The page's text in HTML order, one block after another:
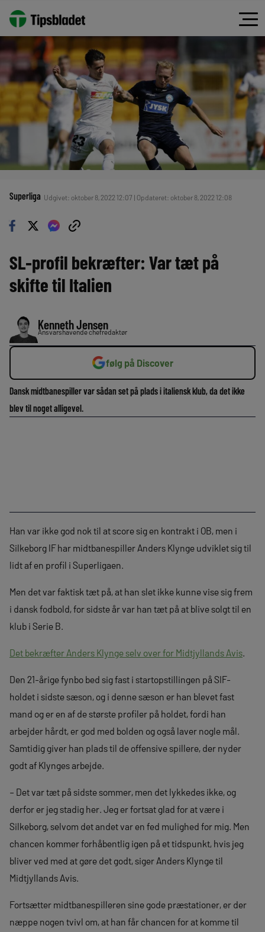
Superliga Udgivet: oktober 8, 2022 12:07 | Opdateret: oktober 8, 2022 12:08
SL-profil bekræfter: Var tæt på
skifte til Italien
Kenneth Jensen
Ansvarshavende chefredaktør
følg på Discover
Dansk midtbanespiller var sådan set på plads i italiensk klub, da det ikke
blev til noget alligevel.
Han var ikke god nok til at score sig en kontrakt i OB, men i
Silkeborg IF har midtbanespiller Anders Klynge udviklet sig til
lidt af en profil i Superligaen.
Men det var faktisk tæt på, at han slet ikke kunne vise sig frem
i dansk fodbold, for sidste år var han tæt på at blive solgt til en
klub i Serie B.
Det bekræfter Anders Klynge selv over for Midtjyllands Avis.
Den 21-årige fynbo bed sig fast i startopstillingen på SIF-
holdet i sidste sæson, og i denne sæson er han blevet fast
mand og er en af de største profiler på holdet, fordi han
arbejder hårdt, er god med bolden og også laver nogle mål.
Samtidig giver han plads til de offensive spillere, der nyder
godt af Klynges arbejde.
– Det var tæt på sidste sommer, men det lykkedes ikke, og
derfor er jeg stadig her. Jeg er fortsat glad for at være i
Silkeborg, selvom det andet var en fed mulighed for mig. Men
chancen kommer forhåbentlig igen på et tidspunkt, hvis jeg
bliver ved med at gøre det godt, siger Anders Klynge til
Midtjyllands Avis.
Fortsætter midtbanespilleren sine gode præstationer, er der
næppe nogen tvivl om, at han får chancen for at komme til